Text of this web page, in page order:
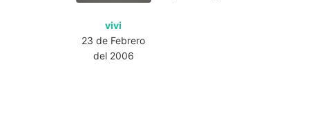
vivi
23 de Febrero
del 2006